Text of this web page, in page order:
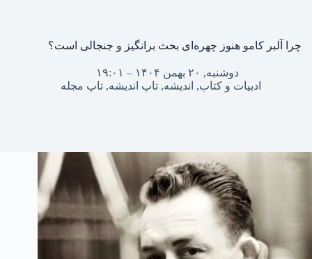
چرا آلبر کامو هنوز چهره‌ای بحث برانگیز و جنجالی است؟
دوشنبه, ۲۰ بهمن ۱۴۰۴ – ۱۹:۰۱
ادبیات و کتاب, اندیشه,تاپ اندیشه,تاپ مجله